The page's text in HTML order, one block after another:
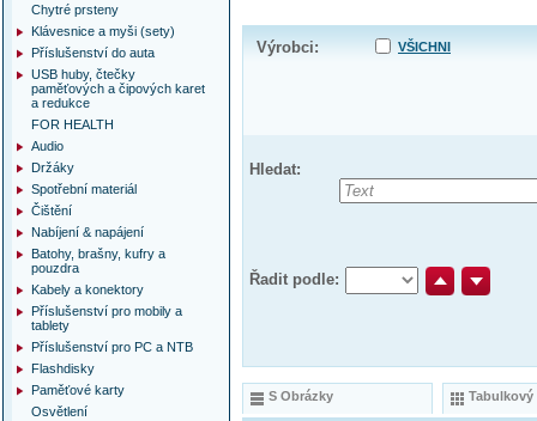
Výrobci: VŠICHNI
Hledat:
Řadit podle:
S Obrázky Tabulkový
Chytré prsteny
Klávesnice a myši (sety)
Příslušenství do auta
USB huby, čtečky
paměťových a čipových karet
a redukce
FOR HEALTH
Audio
Držáky
Spotřební materiál
Čištění
Nabíjení & napájení
Batohy, brašny, kufry a
pouzdra
Kabely a konektory
Příslušenství pro mobily a
tablety
Příslušenství pro PC a NTB
Flashdisky
Paměťové karty
Osvětlení